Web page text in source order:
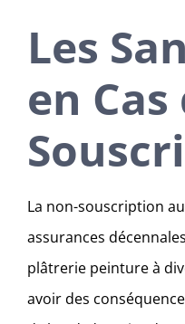
Les
en
La non-souscription
assurances
plâtrerie peinture à
avoir des